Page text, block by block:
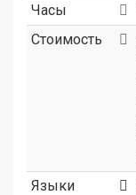
Часы
Стоимость
Языки